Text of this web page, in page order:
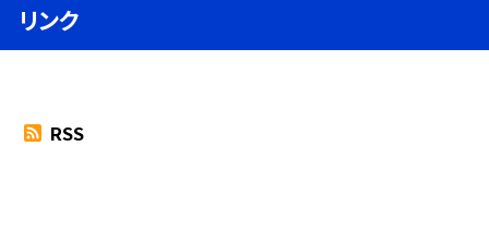
リンク
RSS